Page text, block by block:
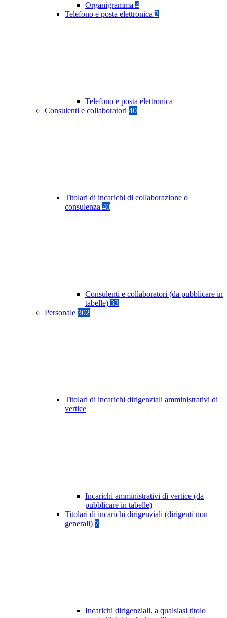
Organigramma 4
Telefono e posta elettronica 2
Telefono e posta elettronica
Consulenti e collaboratori 40
Titolari di incarichi di collaborazione o
consulenza 40
Consulenti e collaboratori (da pubblicare in
tabelle) 33
Personale 302
Titolari di incarichi dirigenziali amministrativi di
vertice
Incarichi amministrativi di vertice (da
pubblicare in tabelle)
Titolari di incarichi dirigenziali (dirigenti non
generali) 7
Incarichi dirigenziali, a qualsiasi titolo